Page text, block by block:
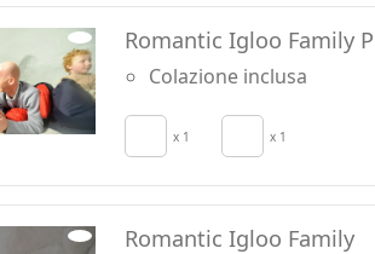
Romantic Igloo Family
Colazione inclusa
x 1 x 1
Romantic Igloo Family